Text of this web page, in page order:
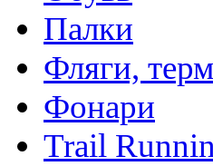
Палки
Фляги,
Фонари
Trail